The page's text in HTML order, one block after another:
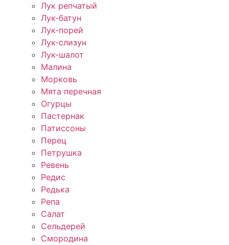
Лук репчатый
Лук-батун
Лук-порей
Лук-слизун
Лук-шалот
Малина
Морковь
Мята перечная
Огурцы
Пастернак
Патиссоны
Перец
Петрушка
Ревень
Редис
Редька
Репа
Салат
Сельдерей
Смородина